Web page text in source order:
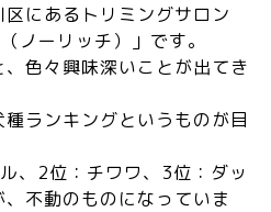
にあるトリミングサロン
ノーリッチ）」です。
色々興味深いことが出てき
ランキングというものが目
、2位：チワワ、3位：ダッ
不動のものになっていま